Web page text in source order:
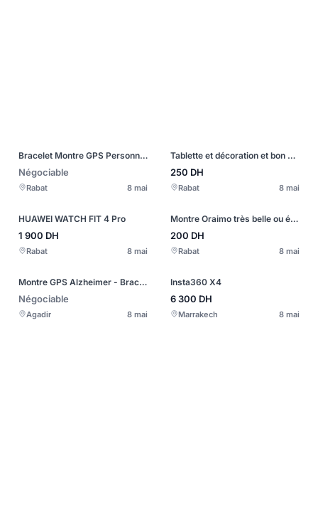
Bracelet Montre GPS Personnes Âgées
Négociable
Rabat 8 mai
Tablette et décoration et bon prix
250 DH
Rabat 8 mai
HUAWEI WATCH FIT 4 Pro
1 900 DH
Rabat 8 mai
Montre Oraimo très belle ou étanche oraimo5watch lit
200 DH
Rabat 8 mai
Montre GPS Alzheimer - Bracelet GPS
Négociable
Agadir 8 mai
Insta360 X4
6 300 DH
Marrakech 8 mai